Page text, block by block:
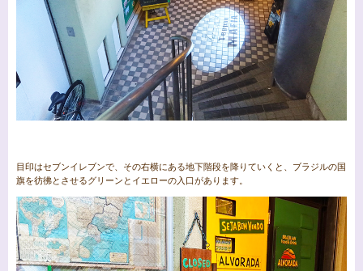
目印はセブンイレブンで、その右横にある地下階段を降りていくと、ブラジルの国
旗を彷彿とさせるグリーンとイエローの入口があります。